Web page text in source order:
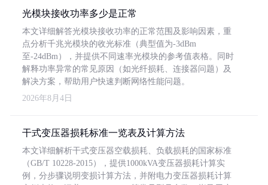
光模块接收功率多少是正常
本文详细解答光模块接收功率的正常范围及影响因素，重
点分析千兆光模块的收光标准（典型值为-3dBm
至-24dBm），并提供不同速率光模块的参考值表格。同时
解释功率异常的常见原因（如光纤损耗、连接器问题）及
解决方案，帮助用户快速判断网络性能问题。
2026年8月4日
干式变压器损耗标准一览表及计算方法
本文详细解析干式变压器空载损耗、负载损耗的国家标准
（GB/T 10228-2015），提供1000kVA变压器损耗计算实
例，分步骤说明变损计算方法，并附电力变压器损耗计算